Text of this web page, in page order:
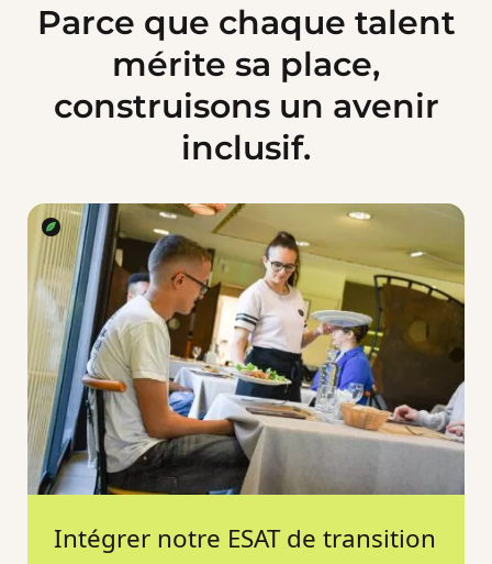
Parce que chaque talent
mérite sa place,
construisons un avenir
inclusif.
Intégrer notre ESAT de transition